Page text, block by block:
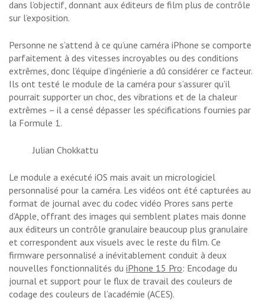
dans l’objectif, donnant aux éditeurs de film plus de contrôle
sur l’exposition.
Personne ne s’attend à ce qu’une caméra iPhone se comporte
parfaitement à des vitesses incroyables ou des conditions
extrêmes, donc l’équipe d’ingénierie a dû considérer ce facteur.
Ils ont testé le module de la caméra pour s’assurer qu’il
pourrait supporter un choc, des vibrations et de la chaleur
extrêmes – il a censé dépasser les spécifications fournies par
la Formule 1.
Julian Chokkattu
Le module a exécuté iOS mais avait un micrologiciel
personnalisé pour la caméra. Les vidéos ont été capturées au
format de journal avec du codec vidéo Prores sans perte
d’Apple, offrant des images qui semblent plates mais donne
aux éditeurs un contrôle granulaire beaucoup plus granulaire
et correspondent aux visuels avec le reste du film. Ce
firmware personnalisé a inévitablement conduit à deux
nouvelles fonctionnalités du iPhone 15 Pro: Encodage du
journal et support pour le flux de travail des couleurs de
codage des couleurs de l’académie (ACES).